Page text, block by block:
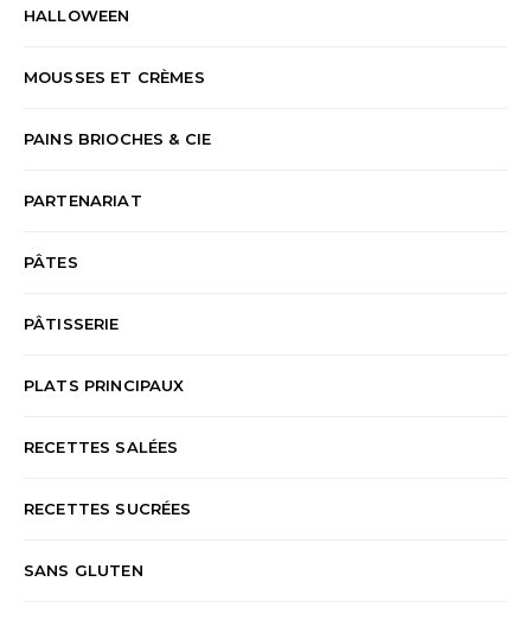
HALLOWEEN
MOUSSES ET CRÈMES
PAINS BRIOCHES & CIE
PARTENARIAT
PÂTES
PÂTISSERIE
PLATS PRINCIPAUX
RECETTES SALÉES
RECETTES SUCRÉES
SANS GLUTEN